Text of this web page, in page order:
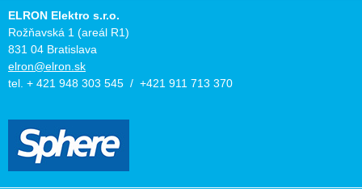
ELRON Elektro s.r.o.
Rožňavská 1 (areál R1)
831 04 Bratislava
elron@elron.sk
tel. + 421 948 303 545 / +421 911 713 370